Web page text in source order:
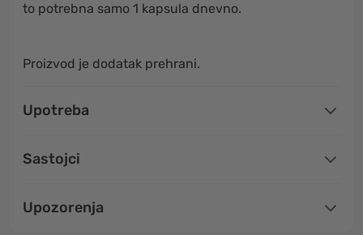
to potrebna samo 1 kapsula dnevno.
Proizvod je dodatak prehrani.
Upotreba
Sastojci
Upozorenja